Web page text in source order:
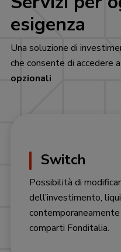
esigenza
Una soluzione di
che consente di accedere
opzionali
Switch
Possibilità di
dell’investimento,
comparti Fonditalia.